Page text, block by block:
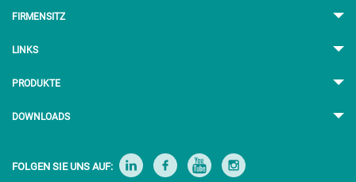
FIRMENSITZ
LINKS
PRODUKTE
DOWNLOADS
FOLGEN SIE UNS AUF: